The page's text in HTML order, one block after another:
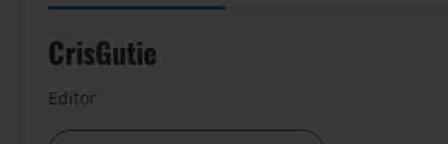
CrisGutie
Editor